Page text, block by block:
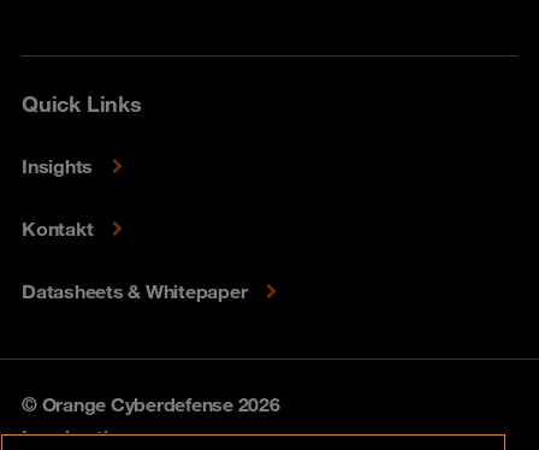
Quick Links
Insights
Kontakt
Datasheets & Whitepaper
© Orange Cyberdefense 2026
Legal notice